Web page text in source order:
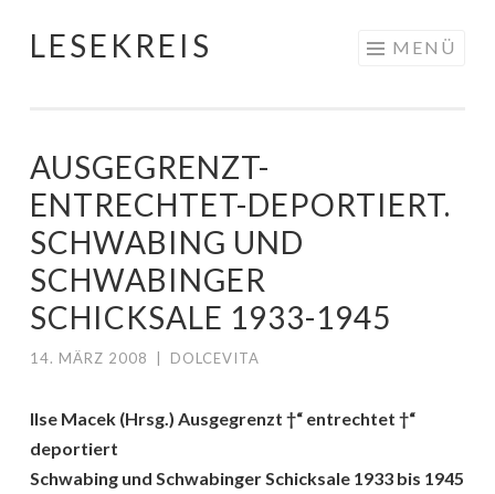
Springe
LESEKREIS MENÜ
AUSGEGRENZT-
ENTRECHTET-DEPORTIERT.
SCHWABING UND
SCHWABINGER
SCHICKSALE 1933-1945
14. MÄRZ 2008 DOLCEVITA
Ilse Macek (Hrsg.) Ausgegrenzt †“ entrechtet †“
deportiert
Schwabing und Schwabinger Schicksale 1933 bis 1945